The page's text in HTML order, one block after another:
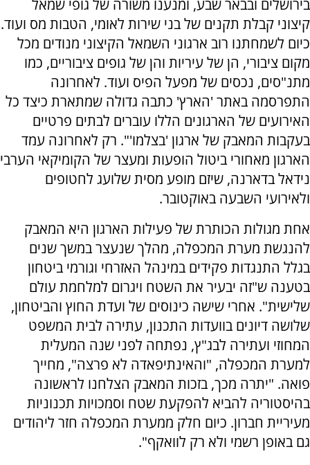
בירושלים ובבאר שבע, ומנענו משורה של גופי שמאל
קיצוני קבלת תקנים של בני שירות לאומי, הטבות מס ועוד.
כיום לשמחתנו רוב ארגוני השמאל הקיצוני מנודים מכל
מקום ציבורי, הן של עיריות והן של גופים ציבוריים, כמו
מתנ"סים, נכסים של מפעל הפיס ועוד. לאחרונה
התפרסמה באתר 'הארץ' כתבה גדולה שמתארת כיצד כל
האירועים של הארגונים הללו עוברים לבתים פרטיים
בעקבות המאבק של ארגון 'בצלמו'". רק לאחרונה עמד
הארגון מאחורי ביטול הופעות ומעצר של הקומיקאי הערבי
נידאל בדארנה, שיזם מופע מסית שלועג לחטופים
ולאירועי השבעה באוקטובר.
אחת מגולות הכותרת של פעילות הארגון היא המאבק
להנגשת מערת המכפלה, מהלך שנעצר במשך שנים
בגלל התנגדות פקידים במינהל האזרחי וגורמי ביטחון
בטענה ש"זה יבעיר את השטח ויגרום למלחמת עולם
שלישית". אחרי שישה כינוסים של ועדת החוץ והביטחון,
שלושה דיונים בוועדות התכנון, עתירה לבית המשפט
המחוזי ועתירה לבג"ץ, נפתחה לפני שנה המעלית
למערת המכפלה, "והאינתיפאדה לא פרצה", מחייך
פואה. "יתרה מכך, בזכות המאבק הצלחנו לראשונה
בהיסטוריה להביא להפקעת שטח וסמכויות תכנוניות
מעיריית חברון. כיום חלק ממערת המכפלה חזר ליהודים
גם באופן רשמי ולא רק לוואקף".